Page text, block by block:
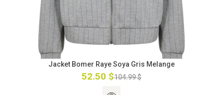
Jacket Bomer Raye Soya Gris Melange
52.50 $104.99 $